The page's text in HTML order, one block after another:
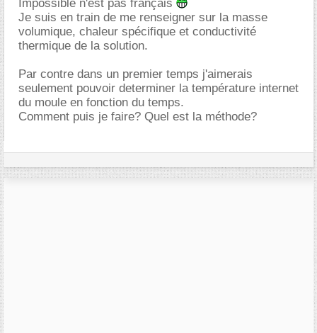
Impossible n'est pas français
Je suis en train de me renseigner sur la masse
volumique, chaleur spécifique et conductivité
thermique de la solution.
Par contre dans un premier temps j'aimerais
seulement pouvoir determiner la température internet
du moule en fonction du temps.
Comment puis je faire? Quel est la méthode?